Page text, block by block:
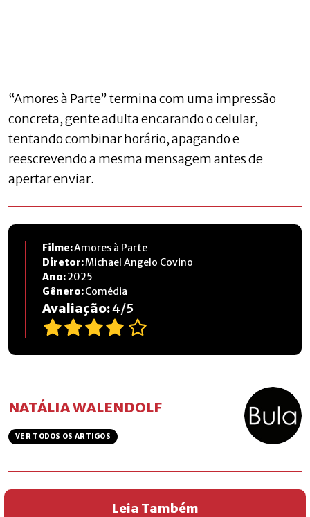
“Amores à Parte” termina com uma impressão
concreta, gente adulta encarando o celular,
tentando combinar horário, apagando e
reescrevendo a mesma mensagem antes de
apertar enviar.
Filme:Amores à Parte
Diretor:Michael Angelo Covino
Ano:2025
Gênero:Comédia
Avaliação:4/5
NATÁLIA WALENDOLF
VER TODOS OS ARTIGOS
Leia Também